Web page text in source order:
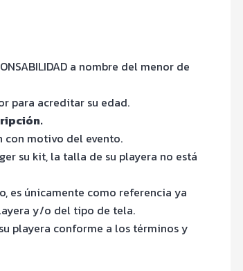
a nombre del menor de
para acreditar su edad.
con motivo del evento.
su kit, la talla de su playera no está
es únicamente como referencia ya
y/o del tipo de tela.
playera conforme a los términos y